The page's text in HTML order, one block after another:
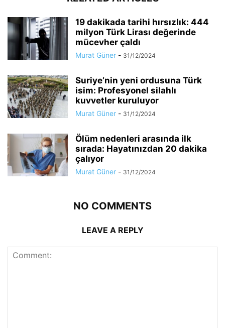
19 dakikada tarihi hırsızlık: 444
milyon Türk Lirası değerinde
mücevher çaldı
Murat Güner - 31/12/2024
Suriye’nin yeni ordusuna Türk
isim: Profesyonel silahlı
kuvvetler kuruluyor
Murat Güner - 31/12/2024
Ölüm nedenleri arasında ilk
sırada: Hayatınızdan 20 dakika
çalıyor
Murat Güner - 31/12/2024
NO COMMENTS
LEAVE A REPLY